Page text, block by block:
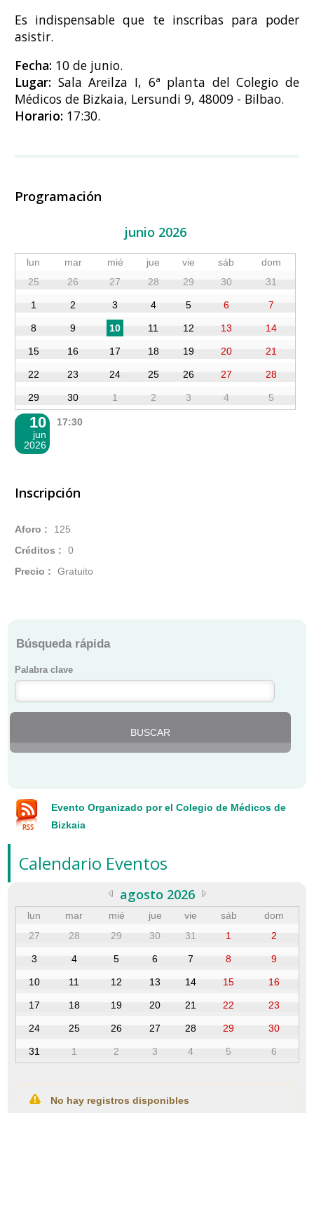
Es indispensable que te inscribas para poder
asistir.
Fecha: 10 de junio.
Lugar: Sala Areilza I, 6ª planta del Colegio de
Médicos de Bizkaia, Lersundi 9, 48009 - Bilbao.
Horario: 17:30.
Programación
junio 2026
lun mar mié jue vie sáb
dom
25
26 27 28 29 30 31
1 2 3 4 5 6 7
8 9 10 11 12 13 14
15 16 17 18 19 20 21
22 23 24 25 26 27 28
29 30 1 2 3 4 5
10
jun
2026
17:30
Inscripción
Aforo :
125
Créditos :
0
Precio :
Gratuito
Búsqueda rápida
Palabra clave
Evento Organizado por el Colegio de Médicos de
Bizkaia
Calendario Eventos
agosto 2026
lun mar mié jue vie sáb
dom
27
28 29 30 31 1 2
3 4 5 6 7 8 9
10 11 12 13 14 15 16
17 18 19 20 21 22 23
24 25 26 27 28 29 30
31 1 2 3 4 5 6
No hay registros disponibles